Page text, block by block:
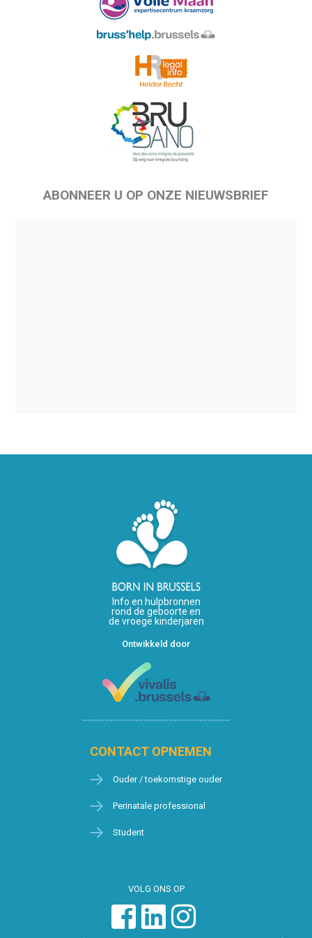
ABONNEER U OP ONZE NIEUWSBRIEF
Info en hulpbronnen
rond de geboorte en
de vroege kinderjaren
Ontwikkeld door
CONTACT OPNEMEN
Ouder / toekomstige ouder
Perinatale professional
Student
VOLG ONS OP